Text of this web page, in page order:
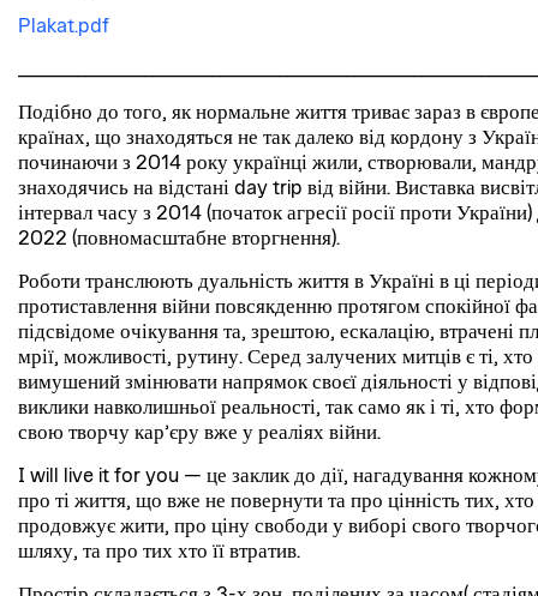
Plakat.pdf
Подібно до того, як нормальне життя триває зараз в
країнах, що знаходяться не так далеко від кордону з
починаючи з 2014 року українці жили, створювали,
знаходячись на відстані day trip від війни. Виставка
інтервал часу з 2014 (початок агресії росії проти України)
2022 (повномасштабне вторгнення).
Роботи транслюють дуальність життя в Україні в ці
протиставлення війни повсякденню протягом спокійної
підсвідоме очікування та, зрештою, ескалацію, втрачені
мрії, можливості, рутину. Серед залучених митців є ті, хто
вимушений змінювати напрямок своєї діяльності у
виклики навколишньої реальності, так само як і ті, хто
свою творчу кар’єру вже у реаліях війни.
I will live it for you — це заклик до дії, нагадування
про ті життя, що вже не повернути та про цінність тих, хто
продовжує жити, про ціну свободи у виборі свого
шляху, та про тих хто її втратив.